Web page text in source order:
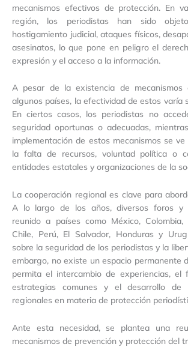
mecanismos efectivos de protección. En
región, los periodistas han sido
hostigamiento judicial, ataques físicos,
asesinatos, lo que pone en peligro el
expresión y el acceso a la información.
A pesar de la existencia de mecanismos
algunos países, la efectividad de estos varía
En ciertos casos, los periodistas no
seguridad oportunas o adecuadas,
implementación de estos mecanismos se
la falta de recursos, voluntad política o
entidades estatales y organizaciones de la
La cooperación regional es clave para
A lo largo de los años, diversos foros y
reunido a países como México, Colombia,
Chile, Perú, El Salvador, Honduras y
sobre la seguridad de los periodistas y la
embargo, no existe un espacio permanente
permita el intercambio de experiencias, el
estrategias comunes y el desarrollo de
regionales en materia de protección
Ante esta necesidad, se plantea una
mecanismos de prevención y protección del